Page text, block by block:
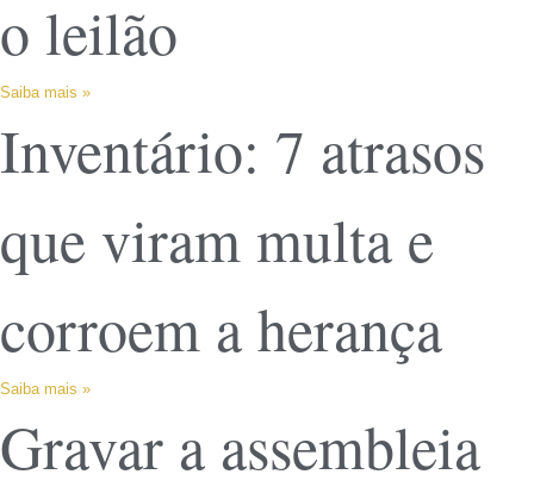
o leilão
Saiba mais »
Inventário: 7 atrasos
que viram multa e
corroem a herança
Saiba mais »
Gravar a assembleia